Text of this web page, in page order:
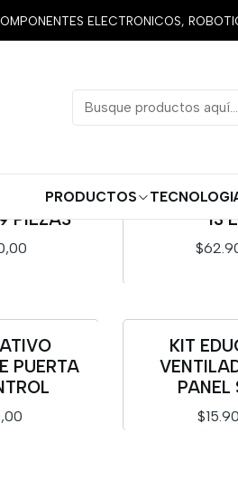
PRODUCTOS
ELECTRONICOS,Inicio
DE
PIEZAS
KIT ROBOT
13
Cantidad
PUERTA
Nuevo
KIT
PANEL